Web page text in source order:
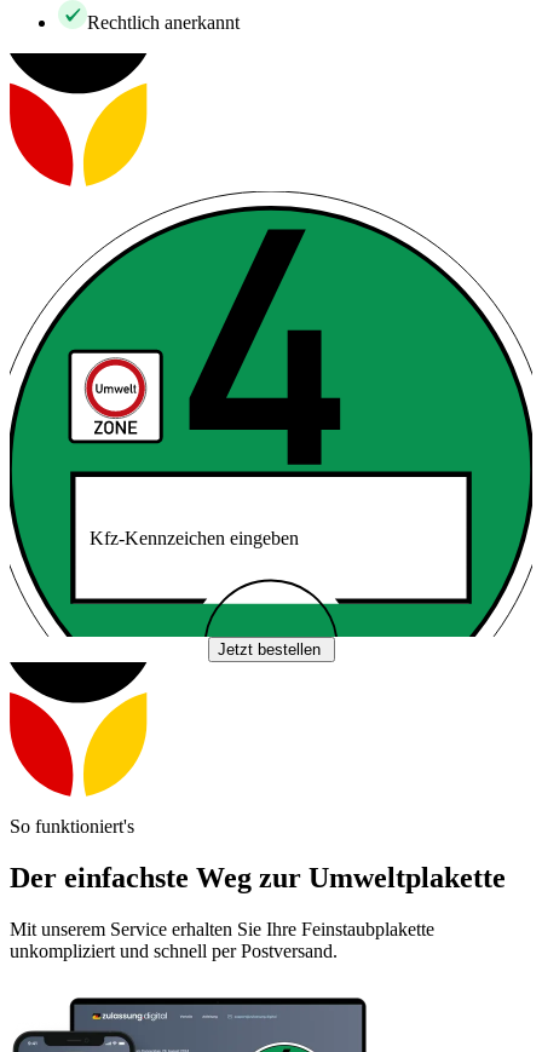
Rechtlich anerkannt
Kfz-Kennzeichen eingeben
Jetzt bestellen
So funktioniert's
Der einfachste Weg zur Umweltplakette
Mit unserem Service erhalten Sie Ihre Feinstaubplakette
unkompliziert und schnell per Postversand.